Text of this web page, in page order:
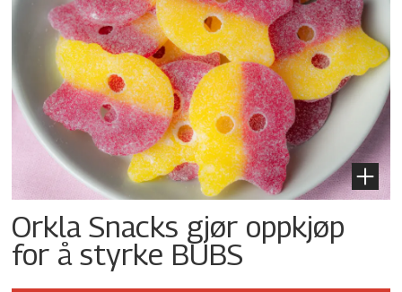
Orkla Snacks gjør oppkjøp
for å styrke BUBS